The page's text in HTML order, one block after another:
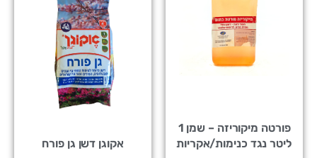
פורטה מיקוריזה – שמן 1
ליטר נגד כנימות/אקריות
אקוגן דשן גן פורח